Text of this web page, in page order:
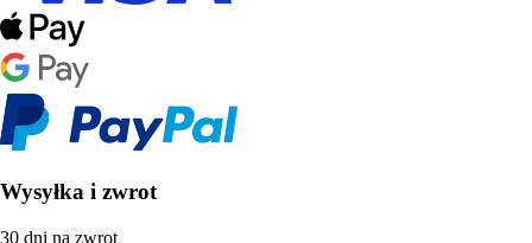
Wysyłka i zwrot
30 dni na zwrot